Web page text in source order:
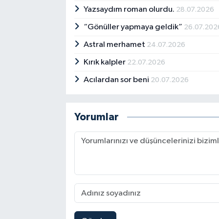
Yazsaydım roman olurdu. 28.07.2026
“Gönüller yapmaya geldik”
Astral merhamet 24.07.2026
Kırık kalpler 22.07.2026
Acılardan sor beni 20.07.2026
Yorumlar